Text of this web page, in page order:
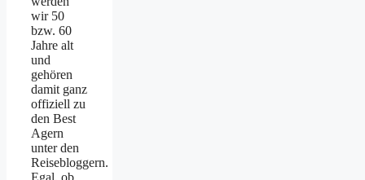
wir 50
bzw. 60
Jahre alt
und
gehören
damit ganz
offiziell zu
den Best
Agern
unter den
Reisebloggern.
Egal, ob